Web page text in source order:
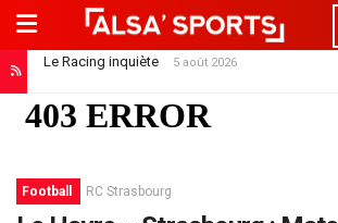
Le Racing inquiète 5 août 2026
Football RC Strasbourg